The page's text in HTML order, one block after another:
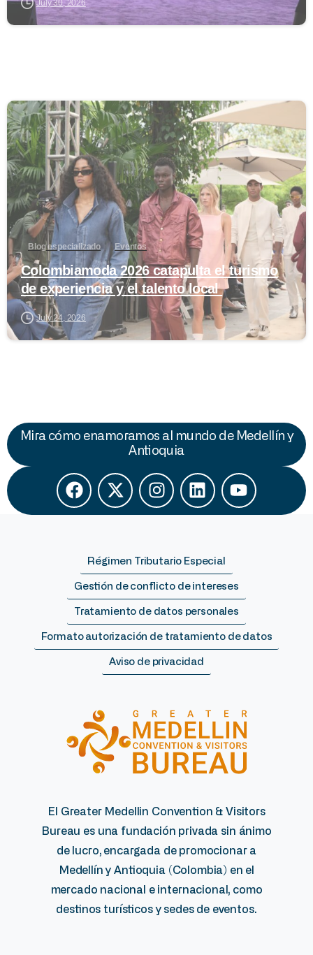
July 30, 2026
Blog especializado Eventos
Colombiamoda 2026 catapulta el turismo
de experiencia y el talento local
July 24, 2026
Mira cómo enamoramos al mundo de Medellín y
Antioquia
Régimen Tributario Especial
Gestión de conflicto de intereses
Tratamiento de datos personales
Formato autorización de tratamiento de datos
Aviso de privacidad
El Greater Medellin Convention & Visitors
Bureau es una fundación privada sin ánimo
de lucro, encargada de promocionar a
Medellín y Antioquia (Colombia) en el
mercado nacional e internacional, como
destinos turísticos y sedes de eventos.